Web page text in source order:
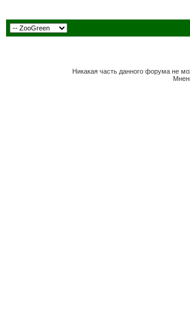
Никакая часть данного форума не